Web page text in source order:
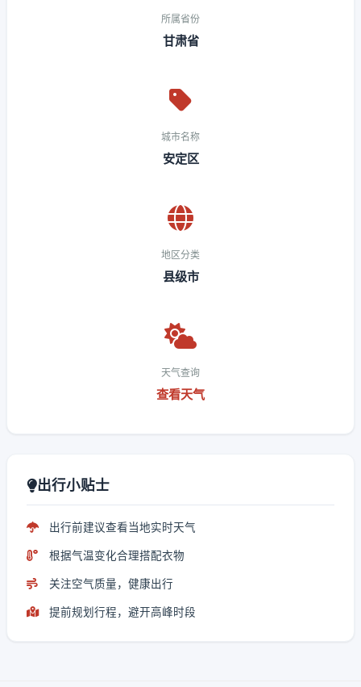
所属省份
甘肃省
城市名称
安定区
地区分类
县级市
天气查询
查看天气
出行小贴士
出行前建议查看当地实时天气
根据气温变化合理搭配衣物
关注空气质量，健康出行
提前规划行程，避开高峰时段